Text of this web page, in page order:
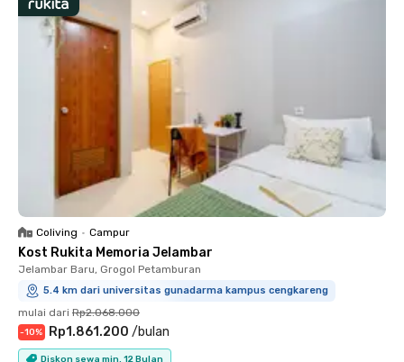
Coliving • Campur
Kost Rukita Memoria Jelambar
Jelambar Baru, Grogol Petamburan
5.4 km dari universitas gunadarma kampus cengkareng
mulai dari Rp2.068.000
-10% Rp1.861.200 /bulan
Diskon sewa min. 12 Bulan